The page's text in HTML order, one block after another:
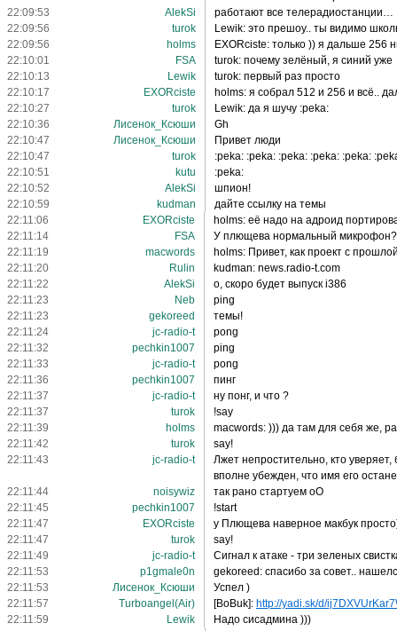
22:09:53
AlekSi
работают все телерадиостанции…
22:09:56
turok
Lewik: это прешоу.. ты видимо
22:09:56
holms
EXORciste: только )) я дальше 256
22:10:01
FSA
turok: почему зелёный, я синий уже
22:10:13
Lewik
turok: первый раз просто
22:10:17
EXORciste
holms: я собрал 512 и 256 и всё..
22:10:27
turok
Lewik: да я шучу :peka:
22:10:36
Лисенок_Ксюши
Gh
22:10:47
Лисенок_Ксюши
Привет люди
22:10:47
turok
:peka: :peka: :peka: :peka: :peka:
22:10:51
kutu
:peka:
22:10:52
AlekSi
шпион!
22:10:59
kudman
дайте ссылку на темы
22:11:06
EXORciste
holms: её надо на адроид
22:11:14
FSA
У плющева нормальный
22:11:19
macwords
holms: Привет, как проект с
22:11:20
Rulin
kudman: news.radio-t.com
22:11:22
AlekSi
о, скоро будет выпуск i386
22:11:23
Neb
ping
22:11:23
gekoreed
темы!
22:11:24
jc-radio-t
pong
22:11:32
pechkin1007
ping
22:11:33
jc-radio-t
pong
22:11:36
pechkin1007
пинг
22:11:37
jc-radio-t
ну понг, и что ?
22:11:37
turok
!say
22:11:39
holms
macwords: ))) да там для себя же,
22:11:42
turok
say!
22:11:43
jc-radio-t
Лжет непростительно, кто
вполне убежден, что имя его
22:11:44
noisywiz
так рано стартуем оО
22:11:45
pechkin1007
!start
22:11:47
EXORciste
у Плющева наверное макбук
22:11:47
turok
say!
22:11:49
jc-radio-t
Сигнал к атаке - три зеленых
22:11:53
p1gmale0n
gekoreed: спасибо за совет..
22:11:53
Лисенок_Ксюши
Успел )
22:11:57
Turboangel(Air) [BoBuk]: http://yadi.sk/d/
22:11:59
Lewik
Надо сисадмина )))